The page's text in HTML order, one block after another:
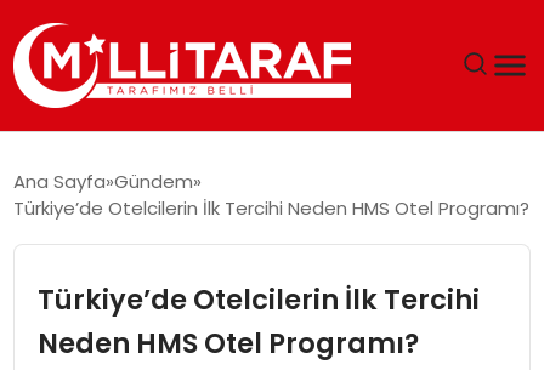
ÖZEL SAYFALAR
TEKNOLOJI
EKONOMI
Ana Sayfa Gündem
Türkiye’de Otelcilerin İlk Tercihi Neden HMS Otel Programı?
Türkiye’de Otelcilerin İlk Tercihi
Neden HMS Otel Programı?